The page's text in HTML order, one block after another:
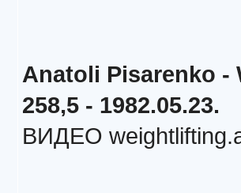
Anatoli Pisarenko -
258,5 - 1982.05.23.
ВИДЕО